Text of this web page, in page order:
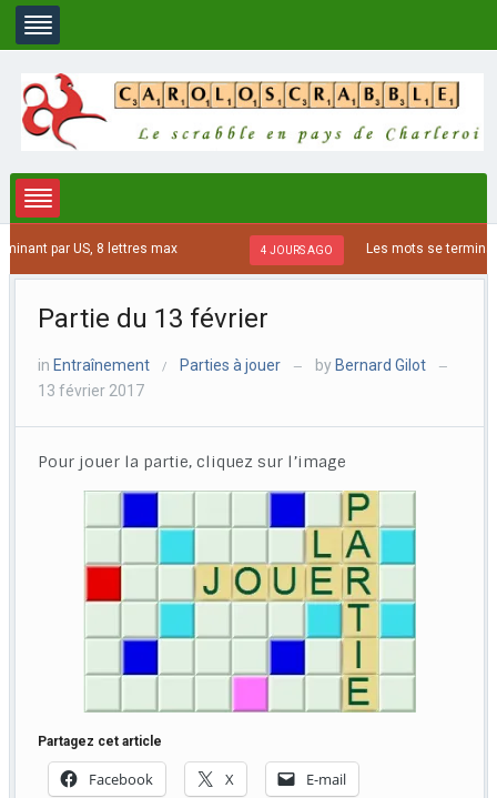
par US, 8 lettres max 4 JOURS AGO Les mots se terminant
Partie du 13 février
in Entraînement / Parties à jouer — by Bernard Gilot —
13 février 2017
Pour jouer la partie, cliquez sur l’image
Partagez cet article
Facebook X E-mail